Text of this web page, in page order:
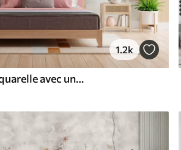
1.2k
paysage calme à l'aquarelle avec un lac et un arbre en fleurs